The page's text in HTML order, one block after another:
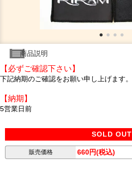
商品説明
【必ずご確認下さい】
下記納期のご確認をお願い申し上げます。
【納期】
5営業日前
SOLD OUT
販売価格 660円(税込)